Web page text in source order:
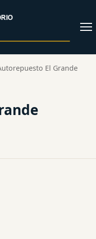
Abrir
El Grande